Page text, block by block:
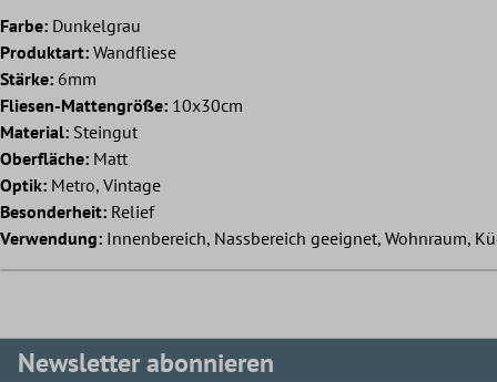
Farbe: Dunkelgrau
Produktart: Wandfliese
Stärke: 6mm
Fliesen-Mattengröße: 10x30cm
Material: Steingut
Oberfläche: Matt
Optik: Metro, Vintage
Besonderheit: Relief
Verwendung: Innenbereich, Nassbereich geeignet, Wohnraum,
Newsletter abonnieren